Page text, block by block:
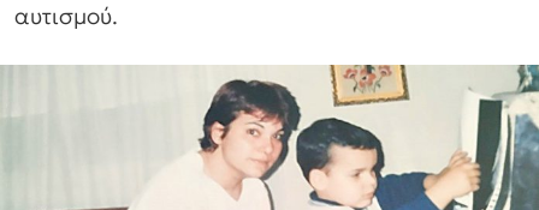
αυτισμού.